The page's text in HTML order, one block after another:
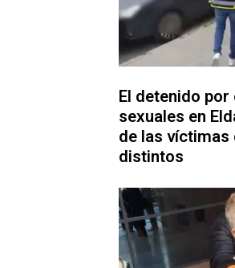
El detenido
sexuales en
de las víctimas
distintos